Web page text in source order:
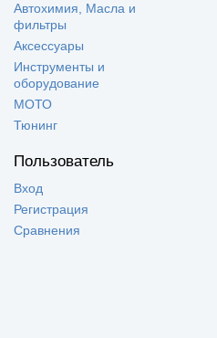
Автохимия, Масла и
фильтры
Аксессуары
Инструменты и
оборудование
МОТО
Тюнинг
Пользователь
Вход
Регистрация
Сравнения